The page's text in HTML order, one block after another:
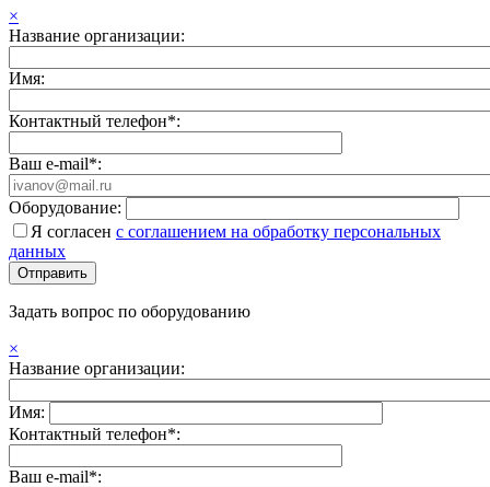
×
Название организации:
Имя:
Контактный телефон*:
Ваш e-mail*:
Оборудование:
Я согласен с соглашением на обработку персональных
данных
Задать вопрос по оборудованию
×
Название организации:
Имя:
Контактный телефон*:
Ваш e-mail*: